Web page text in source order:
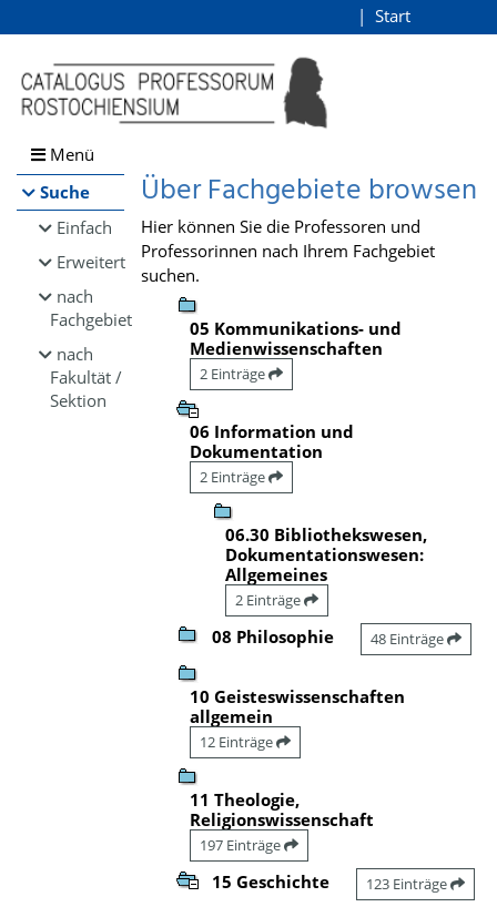
Browsen
direkt zum Inhalt
Start
Menü
Suche
Einfach
Erweitert
nach
Fachgebiet
nach
Fakultät /
Sektion
Über Fachgebiete browsen
Hier können Sie die Professoren und
Professorinnen nach Ihrem Fachgebiet
suchen.
05 Kommunikations- und
Medienwissenschaften
2 Einträge
06 Information und
Dokumentation
2 Einträge
06.30 Bibliothekswesen,
Dokumentationswesen:
Allgemeines
2 Einträge
08 Philosophie 48 Einträge
10 Geisteswissenschaften
allgemein
12 Einträge
11 Theologie,
Religionswissenschaft
197 Einträge
15 Geschichte 123 Einträge